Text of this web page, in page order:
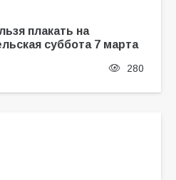
плакать на
суббота 7 марта
280